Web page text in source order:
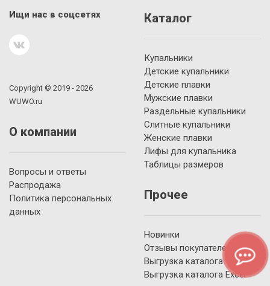
Ищи нас в соцсетях
Copyright © 2019 - 2026
WUWO.ru
О компании
Вопросы и ответы
Распродажа
Политика персональных
данных
Каталог
Купальники
Детские купальники
Детские плавки
Мужские плавки
Раздельные купальники
Слитные купальники
Женские плавки
Лифы для купальника
Таблицы размеров
Прочее
Новинки
Отзывы покупателей
Выгрузка каталога YML
Выгрузка каталога Excel